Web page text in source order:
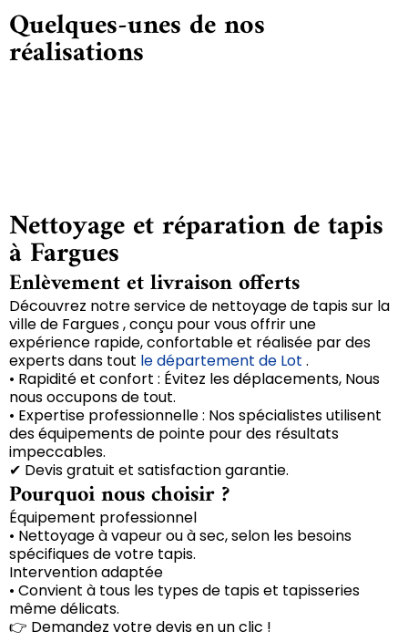
Quelques-unes de nos
réalisations
Nettoyage et réparation de tapis
à Fargues
Enlèvement et livraison offerts
Découvrez notre service de nettoyage de tapis sur la
ville de Fargues , conçu pour vous offrir une
expérience rapide, confortable et réalisée par des
experts dans tout le département de Lot .
• Rapidité et confort : Évitez les déplacements, Nous
nous occupons de tout.
• Expertise professionnelle : Nos spécialistes utilisent
des équipements de pointe pour des résultats
impeccables.
✔ Devis gratuit et satisfaction garantie.
Pourquoi nous choisir ?
Équipement professionnel
• Nettoyage à vapeur ou à sec, selon les besoins
spécifiques de votre tapis.
Intervention adaptée
• Convient à tous les types de tapis et tapisseries
même délicats.
👉 Demandez votre devis en un clic !